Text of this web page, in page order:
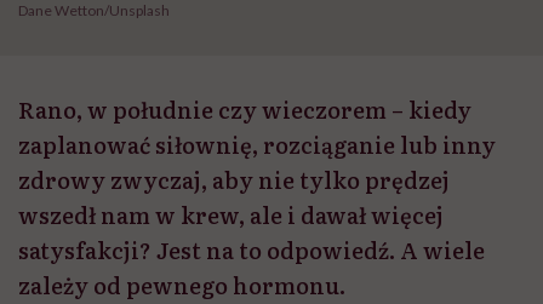
Dane Wetton/Unsplash
Rano, w południe czy wieczorem – kiedy
zaplanować siłownię, rozciąganie lub inny
zdrowy zwyczaj, aby nie tylko prędzej
wszedł nam w krew, ale i dawał więcej
satysfakcji? Jest na to odpowiedź. A wiele
zależy od pewnego hormonu.